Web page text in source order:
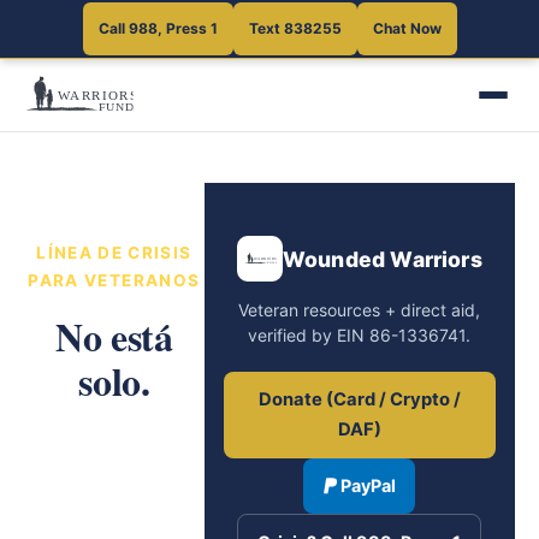
Call 988, Press 1 Text 838255 Chat Now
LÍNEA DE CRISIS
PARA VETERANOS
No está
solo.
Wounded Warriors
Veteran resources + direct aid,
verified by EIN 86-1336741.
Donate (Card / Crypto /
DAF)
PayPal